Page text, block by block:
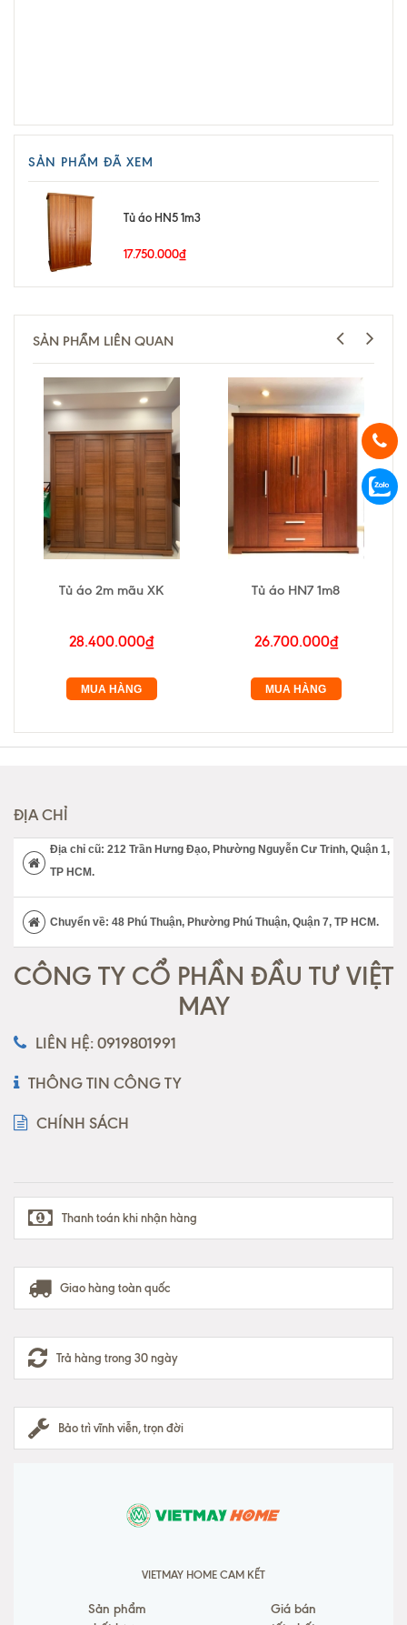
SẢN PHẨM ĐÃ XEM
Tủ áo HN5 1m3
17.750.000₫
SẢN PHẨM LIÊN QUAN
Tủ áo 2m mãu XK
28.400.000₫
MUA HÀNG
Tủ áo HN7 1m8
26.700.000₫
MUA HÀNG
ĐỊA CHỈ
Địa chỉ cũ: 212 Trần Hưng Đạo, Phường Nguyễn Cư Trinh, Quận 1,
TP HCM.
Chuyển về: 48 Phú Thuận, Phường Phú Thuận, Quận 7, TP HCM.
CÔNG TY CỔ PHẦN ĐẦU TƯ VIỆT
MAY
LIÊN HỆ: 0919801991
THÔNG TIN CÔNG TY
CHÍNH SÁCH
Thanh toán khi nhận hàng
Giao hàng toàn quốc
Trả hàng trong 30 ngày
Bảo trì vĩnh viễn, trọn đời
VIETMAY HOME CAM KẾT
Sản phẩm
Giá bán